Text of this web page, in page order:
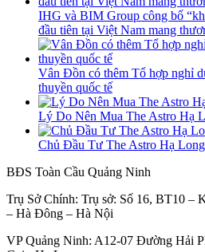
IHG và BIM Group công bố
đầu tiên tại Việt Nam mang
Vân Đồn có thêm Tổ hợp nghỉ
thuyền quốc tế
Lý Do Nên Mua The Astro Hạ
Chủ Đầu Tư The Astro Hạ Long
BĐS Toàn Cầu Quảng Ninh
Trụ Sở Chính: Trụ sở: Số 16, BT10 –
– Hà Đông – Hà Nội
VP Quảng Ninh: A12-07 Đường Hải